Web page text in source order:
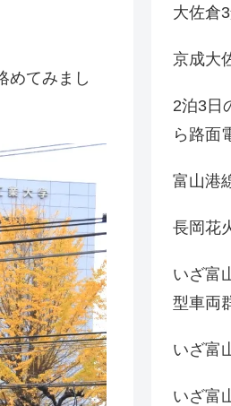
めてみまし
大佐倉
京成大
2泊3日
ら路面
富山港
長岡花
いざ富
型車両
いざ富
いざ富